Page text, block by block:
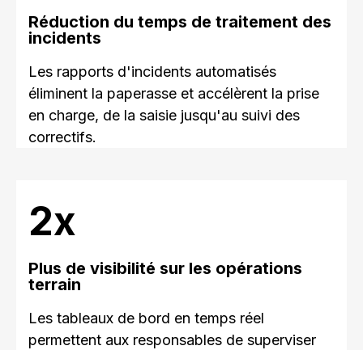
Réduction du temps de traitement des
incidents
Les rapports d'incidents automatisés
éliminent la paperasse et accélèrent la prise
en charge, de la saisie jusqu'au suivi des
correctifs.
3x
Plus de visibilité sur les opérations
terrain
Les tableaux de bord en temps réel
permettent aux responsables de superviser